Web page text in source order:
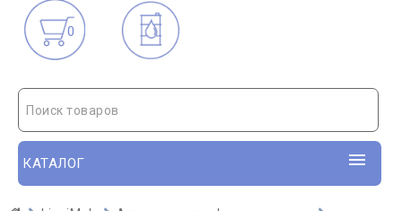
0
Поиск товаров
КАТАЛОГ